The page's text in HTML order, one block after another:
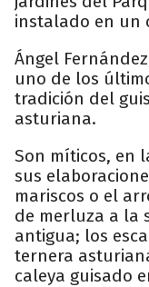
instalado en un
Ángel
uno de los
tradición del
asturiana.
Son míticos, en
sus
mariscos o el
de merluza a la
antigua; los
ternera
caleya guisado